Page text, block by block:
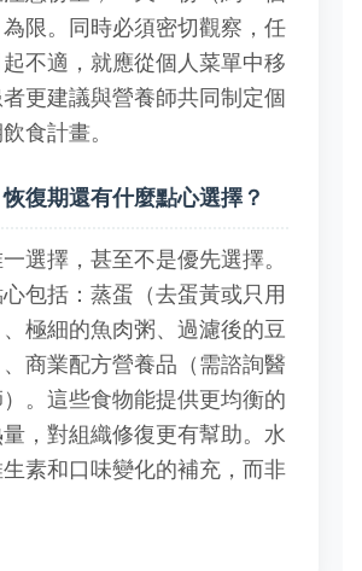
限。同時必須密切觀察，任
不適，就應從個人菜單中移
更建議與營養師共同制定個
食計畫。
復期還有什麼點心選擇？
選擇，甚至不是優先選擇。
包括：蒸蛋（去蛋黃或只用
極細的魚肉粥、過濾後的豆
商業配方營養品（需諮詢醫
。這些食物能提供更均衡的
，對組織修復更有幫助。水
素和口味變化的補充，而非